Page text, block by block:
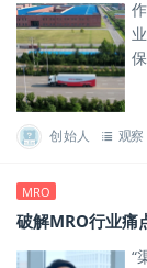
创始人 观察
MRO
破解MRO行业痛
“